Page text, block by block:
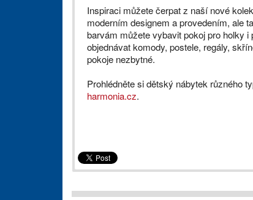
Inspiraci můžete čerpat z naší nové
moderním designem a provedením, ale
barvám můžete vybavit pokoj pro holky
objednávat komody, postele, regály,
pokoje nezbytné.
Prohlédněte si dětský nábytek různého
harmonia.cz.